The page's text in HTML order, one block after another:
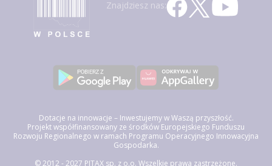
Znajdziesz nas:
Dotacje na innowacje – Inwestujemy w Waszą przyszłość.
Projekt współfinansowany ze środków Europejskiego Funduszu
Rozwoju Regionalnego w ramach Programu Operacyjnego Innowacyjna
Gospodarka.
© 2012 - 2027 PITAX sp. z o.o. Wszelkie prawa zastrzeżone.